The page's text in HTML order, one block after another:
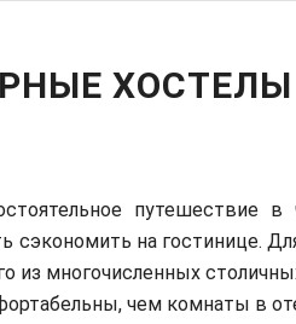
ХОСТЕЛЫ
путешествие в
на гостинице.
из многочисленных
чем комнаты в